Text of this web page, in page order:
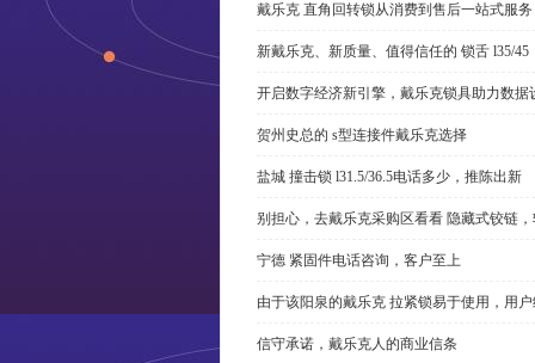
戴乐克 直角回转锁从消费到售后一站式服务
新戴乐克、新质量、值得信任的 锁舌 l35/45
开启数字经济新引擎，戴乐克锁具助力数据
贺州史总的 s型连接件戴乐克选择
盐城 撞击锁 l31.5/36.5电话多少，推陈出新
别担心，去戴乐克采购区看看 隐藏式铰链
宁德 紧固件电话咨询，客户至上
由于该阳泉的戴乐克 拉紧锁易于使用，用
信守承诺，戴乐克人的商业信条